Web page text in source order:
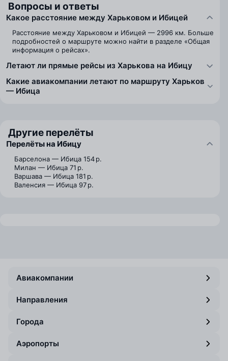
Вопросы и ответы
Какое расстояние между Харьковом и Ибицей
Расстояние между Харьковом и Ибицей — 2996 км. Больше
подробностей о маршруте можно найти в разделе «Общая
информация о рейсах».
Летают ли прямые рейсы из Харькова на Ибицу
Какие авиакомпании летают по маршруту Харьков
— Ибица
Другие перелёты
Перелёты на Ибицу
Барселона — Ибица 154 р.
Милан — Ибица 71 р.
Варшава — Ибица 181 р.
Валенсия — Ибица 97 р.
Авиакомпании
Направления
Города
Аэропорты